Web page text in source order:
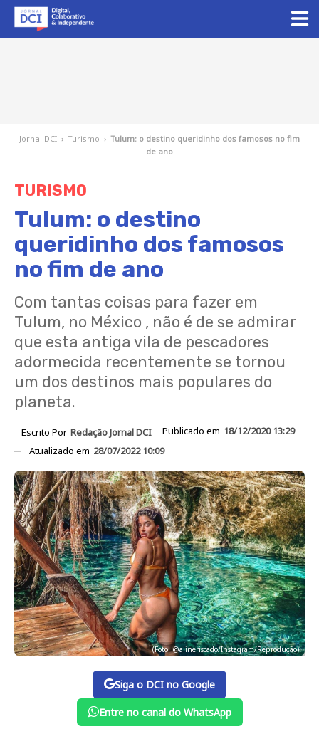
Jornal DCI › Turismo › Tulum: o destino queridinho dos famosos no fim
de ano
TURISMO
Tulum: o destino
queridinho dos famosos
no fim de ano
Com tantas coisas para fazer em
Tulum, no México , não é de se admirar
que esta antiga vila de pescadores
adormecida recentemente se tornou
um dos destinos mais populares do
planeta.
Escrito Por Redação Jornal DCI Publicado em 18/12/2020 13:29
Atualizado em 28/07/2022 10:09
(Foto: @alineriscado/Instagram/Reprodução)
Siga o DCI no Google
Entre no canal do WhatsApp